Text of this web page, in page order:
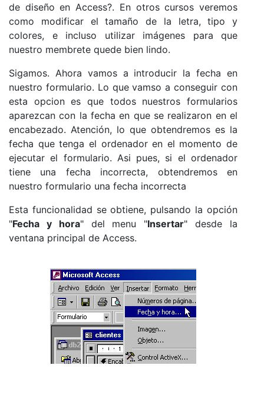
de diseño en Access?. En otros cursos veremos
como modificar el tamaño de la letra, tipo y
colores, e incluso utilizar imágenes para que
nuestro membrete quede bien lindo.
Sigamos. Ahora vamos a introducir la fecha en
nuestro formulario. Lo que vamso a conseguir con
esta opcion es que todos nuestros formularios
aparezcan con la fecha en que se realizaron en el
encabezado. Atención, lo que obtendremos es la
fecha que tenga el ordenador en el momento de
ejecutar el formulario. Asi pues, si el ordenador
tiene una fecha incorrecta, obtendremos en
nuestro formulario una fecha incorrecta
Esta funcionalidad se obtiene, pulsando la opción
"Fecha y hora" del menu "Insertar" desde la
ventana principal de Access.